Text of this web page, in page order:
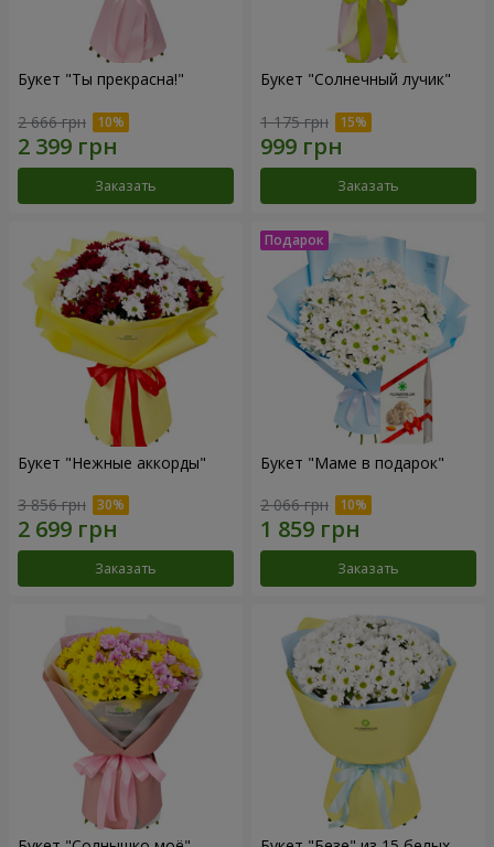
Букет "Ты прекрасна!"
2 666 грн
Заказать
Букет "Солнечный лучик"
1 175 грн
Заказать
Букет "Нежные аккорды"
3 856 грн
Заказать
Букет "Маме в подарок"
2 066 грн
Заказать